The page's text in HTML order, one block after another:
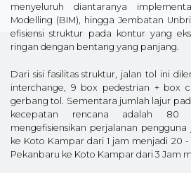
menyeluruh diantaranya
Modelling (BIM), hingga Jembatan
efisiensi struktur pada kontur yang
ringan dengan bentang yang panjang.
Dari sisi fasilitas struktur, jalan tol ini
interchange, 9 box pedestrian + box
gerbang tol. Sementara jumlah lajur
kecepatan rencana adalah 80
mengefisiensikan perjalanan
ke Koto Kampar dari 1 jam menjadi 20
Pekanbaru ke Koto Kampar dari 3 Jam